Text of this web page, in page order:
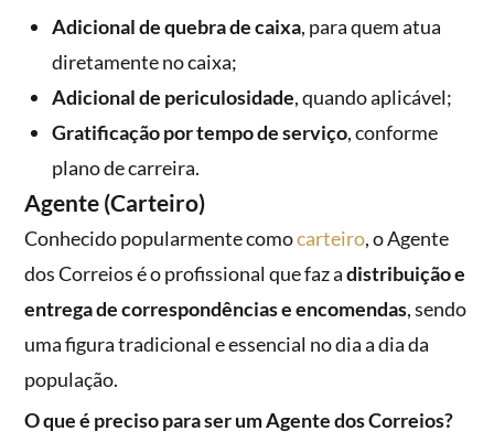
Adicional de quebra de caixa, para quem atua
diretamente no caixa;
Adicional de periculosidade, quando aplicável;
Gratificação por tempo de serviço, conforme
plano de carreira.
Agente (Carteiro)
Conhecido popularmente comocarteiro, o Agente
dos Correios é o profissional que faz adistribuição e
entrega de correspondências e encomendas, sendo
uma figura tradicional e essencial no dia a dia da
população.
O que é preciso para ser um Agente dos Correios?